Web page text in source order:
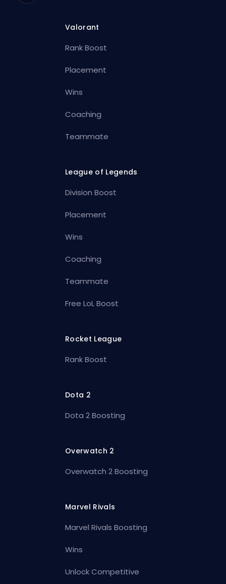
Valorant
Rank Boost
Placement
Wins
Coaching
Teammate
League of Legends
Division Boost
Placement
Wins
Coaching
Teammate
Free LoL Boost
Rocket League
Rank Boost
Dota 2
Dota 2 Boosting
Overwatch 2
Overwatch 2 Boosting
Marvel Rivals
Marvel Rivals Boosting
Wins
Unlock Competitive